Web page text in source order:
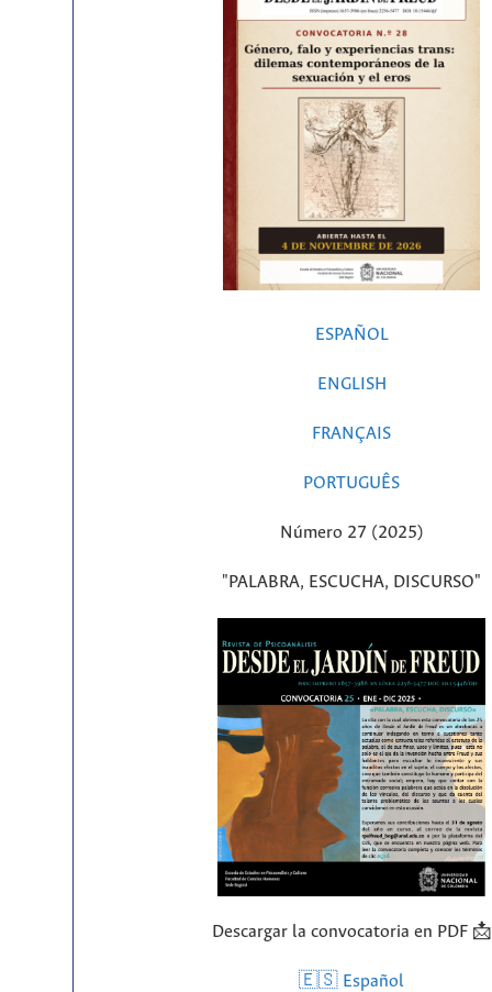
ESPAÑOL
ENGLISH
FRANÇAIS
PORTUGUÊS
Número 27 (2025)
"PALABRA, ESCUCHA, DISCURSO"
Descargar la convocatoria en PDF 📩
🇪🇸 Español